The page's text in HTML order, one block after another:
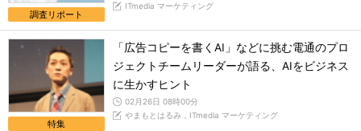
調査リポート
ITmedia マーケティング
特集
「広告コピーを書くAI」などに挑む電通のプロ
ジェクトチームリーダーが語る、AIをビジネス
に生かすヒント
02月26日 08時00分
やまもとはるみ，ITmedia マーケティング